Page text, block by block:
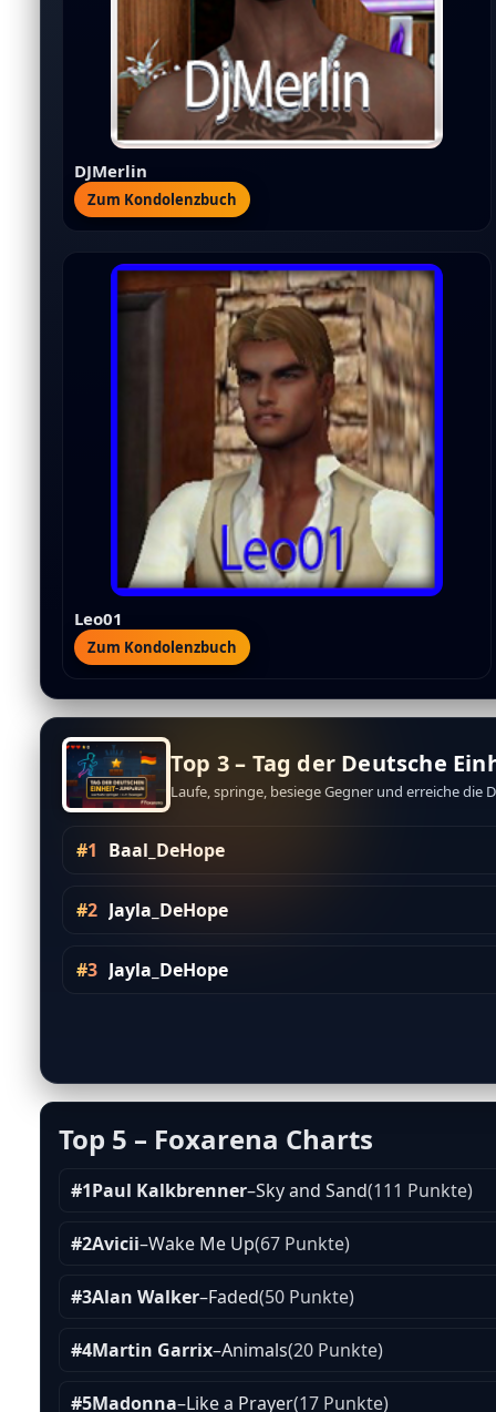
DJMerlin
Zum Kondolenzbuch
Leo01
Zum Kondolenzbuch
Top 3 – Tag der Deutsche
Laufe, springe, besiege Gegner und erreiche
#1 Baal_DeHope
#2 Jayla_DeHope
#3 Jayla_DeHope
Top 5 – Foxarena Charts
#1Paul Kalkbrenner–Sky and Sand(111 Punkte)
#2Avicii–Wake Me Up(67 Punkte)
#3Alan Walker–Faded(50 Punkte)
#4Martin Garrix–Animals(20 Punkte)
#5Madonna–Like a Prayer(17 Punkte)